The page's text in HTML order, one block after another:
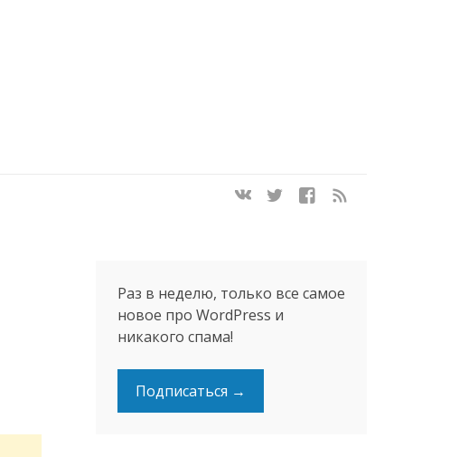
Раз в неделю, только все самое
новое про WordPress и
никакого спама!
Подписаться →